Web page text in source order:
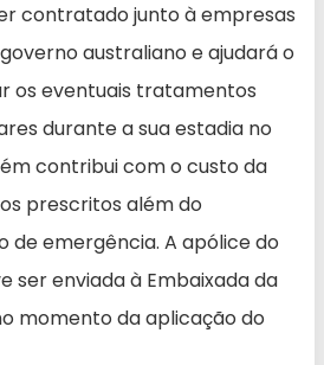
contratado junto à empresas
australiano e ajudará o
os eventuais tratamentos
durante a sua estadia no
contribui com o custo da
prescritos além do
de emergência. A apólice do
ser enviada à Embaixada da
momento da aplicação do